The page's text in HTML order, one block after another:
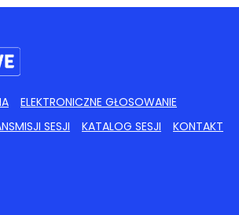
ELEKTRONICZNE GŁOSOWANIE
SESJI
KATALOG SESJI KONTAKT